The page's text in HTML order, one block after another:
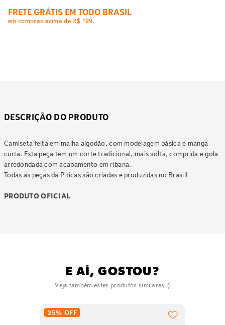
FRETE GRÁTIS EM TODO BRASIL
em compras acima de R$ 199.
DESCRIÇÃO DO PRODUTO
Camiseta feita em malha algodão, com modelagem básica e manga
curta. Esta peça tem um corte tradicional, mais solta, comprida e gola
arredondada com acabamento em ribana.
Todas as peças da Piticas são criadas e produzidas no Brasil!
PRODUTO OFICIAL
E AÍ, GOSTOU?
Veja também estes produtos similares :)
25% OFF